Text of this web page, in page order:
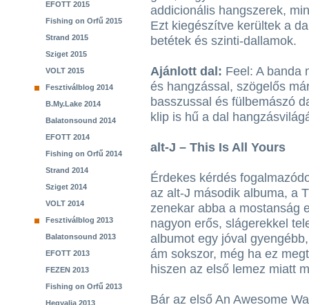
EFOTT 2015
Fishing on Orfű 2015
Strand 2015
Sziget 2015
VOLT 2015
Fesztiválblog 2014
B.My.Lake 2014
Balatonsound 2014
EFOTT 2014
Fishing on Orfű 2014
Strand 2014
Sziget 2014
VOLT 2014
Fesztiválblog 2013
Balatonsound 2013
EFOTT 2013
FEZEN 2013
Fishing on Orfű 2013
Hegyalja 2013
addicionális hangszerek,
Ezt kiegészítve kerültek a
betétek és szinti-dallamok.
Ajánlott dal: Feel: A banda
és hangzással, szögelős
basszussal és fülbemászó
klip is hű a dal
alt-J – This Is All Yours
Érdekes kérdés
az alt-J második albuma, a
zenekar abba a mostanság
nagyon erős, slágerekkel
albumot egy jóval
ám sokszor, még ha ez
hiszen az első lemez miatt
Bár az első An Awesome